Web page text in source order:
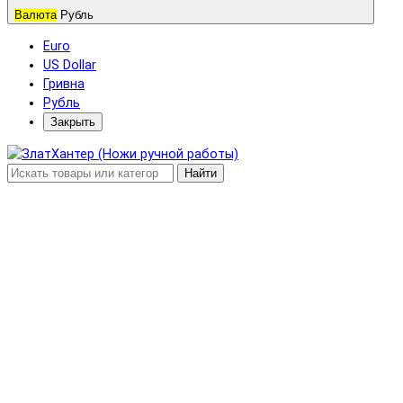
Валюта Рубль
Euro
US Dollar
Гривна
Рубль
Закрыть
Найти